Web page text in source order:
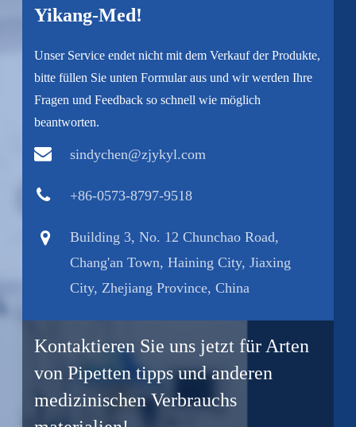
Yikang-Med!
Unser Service endet nicht mit dem Verkauf der Produkte,
bitte füllen Sie unten Formular aus und wir werden Ihre
Fragen und Feedback so schnell wie möglich
beantworten.
sindychen@zjykyl.com
+86-0573-8797-9518
Building 3, No. 12 Chunchao Road,
Chang'an Town, Haining City, Jiaxing
City, Zhejiang Province, China
Kontaktieren Sie uns jetzt für Arten
von Pipetten tipps und anderen
medizinischen Verbrauchs